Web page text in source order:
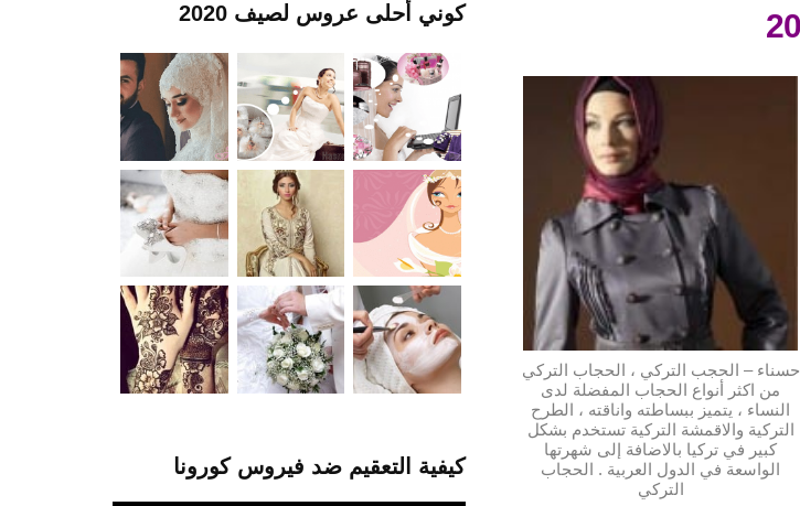
حسناء – الحجب التركي ، الحجاب التركي
من اكثر أنواع الحجاب المفضلة لدى
النساء ، يتميز ببساطته واناقته ، الطرح
التركية والاقمشة التركية تستخدم بشكل
كبير في تركيا بالاضافة إلى شهرتها
الواسعة في الدول العربية . الحجاب
التركي
كوني أحلى عروس لصيف 2020
كيفية التعقيم ضد فيروس كورونا